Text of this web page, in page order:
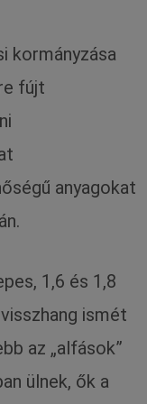
kormányzása
fújt
anyagokat
1,6 és 1,8
ismét
az „alfások”
ülnek, ők a